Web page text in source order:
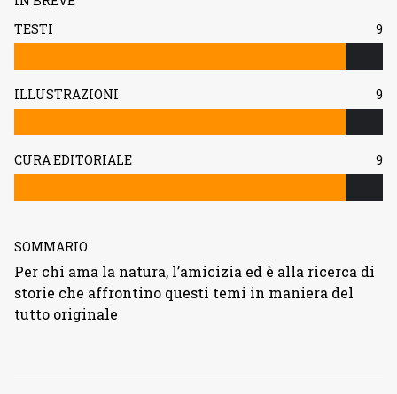
TESTI
9
ILLUSTRAZIONI 9
CURA EDITORIALE 9
SOMMARIO
Per chi ama la natura, l’amicizia ed è alla ricerca di
storie che affrontino questi temi in maniera del
tutto originale